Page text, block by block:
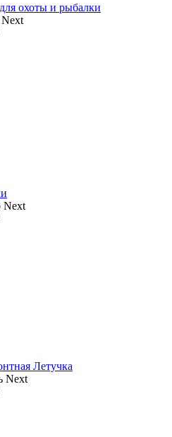
охоты и рыбалки
Next
Летучка
Next